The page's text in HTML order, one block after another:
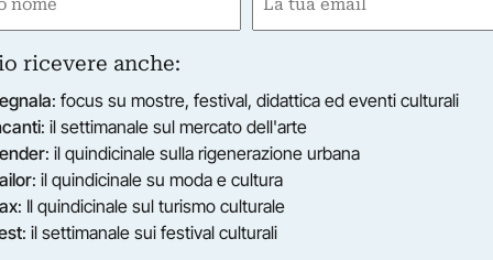
Rosse.
"Artisti e opere alle Giubbe rosse" di
dei migliori artisti e scrittori Fiorentini
il 20 Febbraio 2015.
ricevere anche:
: focus su mostre, festival, didattica ed eventi culturali
: il settimanale sul mercato dell'arte
: il quindicinale sulla rigenerazione urbana
: il quindicinale su moda e cultura
: Il quindicinale sul turismo culturale
: il settimanale sui festival culturali